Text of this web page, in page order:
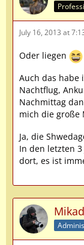
July 16, 2013 at
Oder liegen
Auch das habe
Nachtflug,
Nachmittag
mich die große
Ja, die
In den letzten
dort, es ist